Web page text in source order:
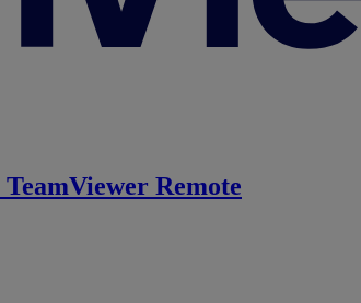
TeamViewer Remote